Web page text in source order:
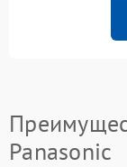
Panasonic